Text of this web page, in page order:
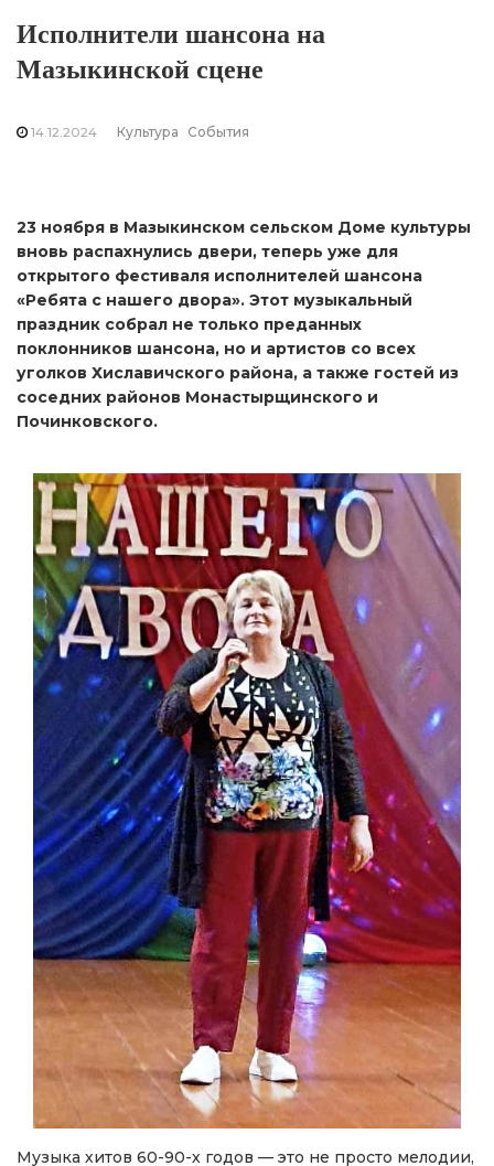
Исполнители шансона на
Мазыкинской сцене
14.12.2024 Культура События
23 ноября в Мазыкинском сельском Доме культуры
вновь распахнулись двери, теперь уже для
открытого фестиваля исполнителей шансона
«Ребята с нашего двора». Этот музыкальный
праздник собрал не только преданных
поклонников шансона, но и артистов со всех
уголков Хиславичского района, а также гостей из
соседних районов Монастырщинского и
Починковского.
Музыка хитов 60-90-х годов — это не просто мелодии,